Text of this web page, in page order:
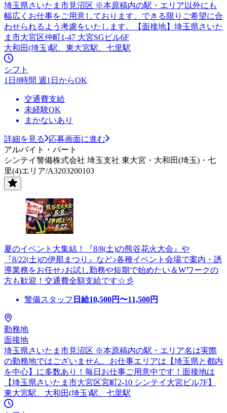
埼玉県さいたま市見沼区 ※本原稿内の駅・エリア以外にも
幅広くお仕事をご用意しております。できる限りご希望に合
わせられるよう考慮をいたします。【面接地】埼玉県さいた
ま市大宮区仲町1-47 大宮SGビル6F
大和田(埼玉)駅、東大宮駅、七里駅
シフト
1日8時間 週1日からOK
交通費支給
未経験OK
まかないあり
詳細を見る
応募画面に進む
アルバイト・パート
シンテイ警備株式会社 埼玉支社 東大宮・大和田(埼玉)・七
里(4)エリア/A3203200103
夏のイベント大集結！『8/8(土)の熊谷花火大会』や
『8/22(土)の伊那まつり』など♪各種イベント会場で案内・誘
導業務をお任せ♪お試し勤務や短期で始めたい＆Wワークの
方も歓迎！交通費全額支給です☆彡
警備スタッフ 日給10,500円〜11,500円
勤務地
面接地
埼玉県さいたま市見沼区 ※本原稿内の駅・エリア名は実際
の勤務地ではございません。お仕事エリアは【埼玉県と都内
を中心】に多数あり！毎日お仕事ご用意中です！面接地は
【埼玉県さいたま市大宮区宮町2-10 シンテイ大宮ビル7F】
東大宮駅、大和田(埼玉)駅、七里駅